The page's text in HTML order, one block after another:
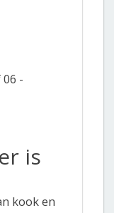
-
is
kook en